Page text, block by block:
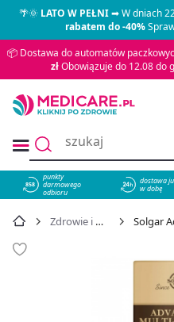
🌴🌞LATO W PEŁNI➡ W dniach
rabatem do -40%
📦 Dostawa do automatów
złObowiązuje do 12.08 do
858
punkty
darmowego
odbioru
dostawa
w dobę
Zdrowie i profilaktyka Solgar